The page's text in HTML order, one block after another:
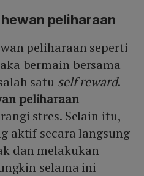
peliharaan
peliharaan seperti
bermain bersama
satu self reward.
peliharaan
stres. Selain itu,
aktif secara langsung
dan melakukan
selama ini